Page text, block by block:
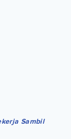
Sambil